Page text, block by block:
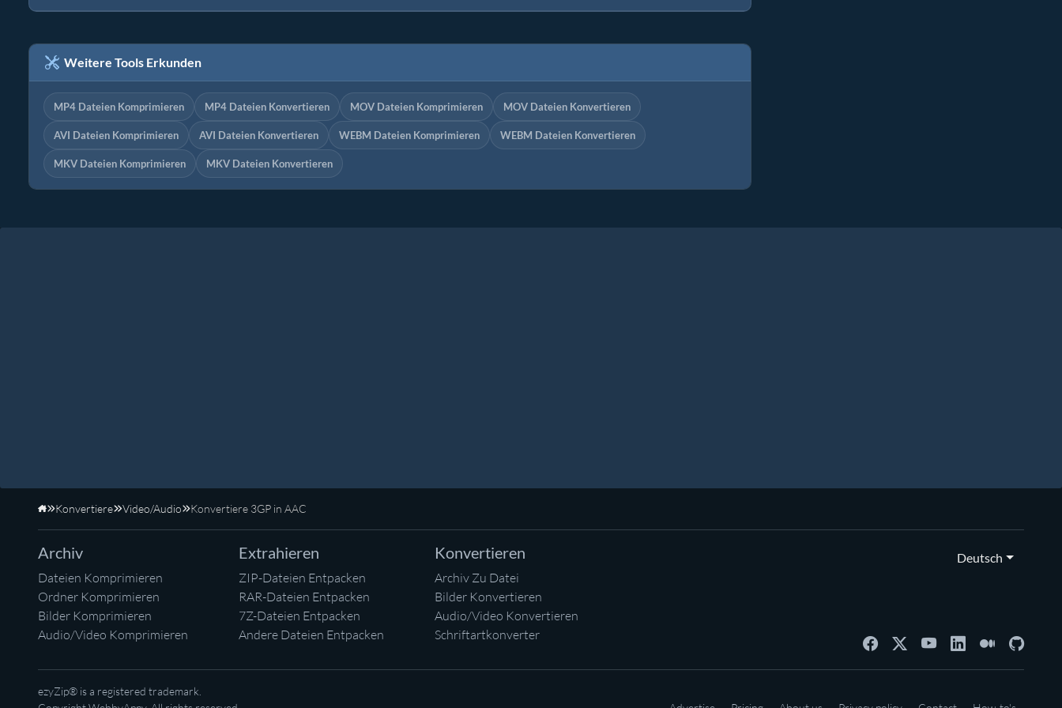
Weitere Tools Erkunden
MP4 Dateien Komprimieren MP4 Dateien Konvertieren MOV Dateien Komprimieren MOV Dateien Konvertieren
AVI Dateien Komprimieren AVI Dateien Konvertieren WEBM Dateien Komprimieren WEBM Dateien Konvertieren
MKV Dateien Komprimieren MKV Dateien Konvertieren
Startseite
Konvertiere Video/Audio Konvertiere 3GP in AAC
Archiv
Dateien Komprimieren
Ordner Komprimieren
Bilder Komprimieren
Audio/Video Komprimieren
Extrahieren
ZIP-Dateien Entpacken
RAR-Dateien Entpacken
7Z-Dateien Entpacken
Andere Dateien Entpacken
Konvertieren
Archiv Zu Datei
Bilder Konvertieren
Audio/Video Konvertieren
Schriftartkonverter
Deutsch
ezyZip® is a registered trademark.